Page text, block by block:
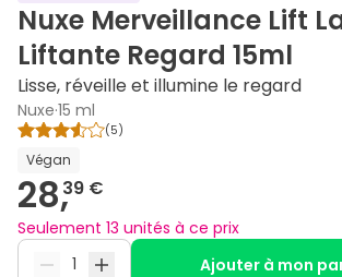
Nuxe Merveillance Lift
Liftante Regard 15ml
Lisse, réveille et illumine le regard
Nuxe·15 ml
(5)
Végan
28,39 €
Seulement 13 unités à ce prix
Ajouter à mon